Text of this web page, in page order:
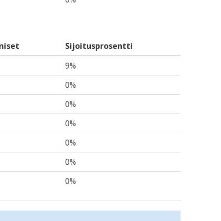
Sijoitusprosentti
9%
0%
0%
0%
0%
0%
0%